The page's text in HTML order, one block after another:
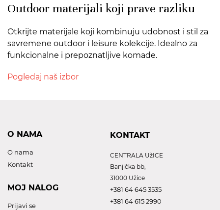
Outdoor materijali koji prave razliku
Otkrijte materijale koji kombinuju udobnost i stil za
savremene outdoor i leisure kolekcije. Idealno za
funkcionalne i prepoznatljive komade.
Pogledaj naš izbor
O NAMA
O nama
Kontakt
MOJ NALOG
Prijavi se
KONTAKT
CENTRALA UžICE
Banjička bb,
31000 Užice
+381 64 645 3535
+381 64 615 2990